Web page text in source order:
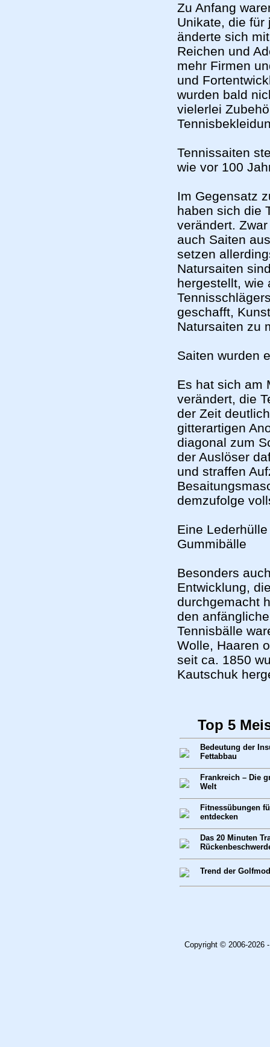
Zu Anfang
Unikate, die für
änderte sich
Reichen und
mehr Firmen
und
wurden bald
vielerlei
Tennissaiten
wie vor 100
Im Gegensatz
haben sich die
verändert.
auch Saiten
setzen
Natursaiten
hergestellt, wie
geschafft,
Natursaiten zu
Saiten wurden
Es hat sich am
verändert, die
der Zeit
gitterartigen
diagonal zum
der Auslöser
und straffen
demzufolge
Eine
Gummibälle
Besonders
Entwicklung,
durchgemacht
den
Tennisbälle
Wolle, Haaren
seit ca. 1850
Kautschuk
Top 5
Bedeutung der
Fettabbau
Frankreich – Die
Welt
Fitnessübungen
entdecken
Das 20 Minuten
Trend der
Copyright © 2006-